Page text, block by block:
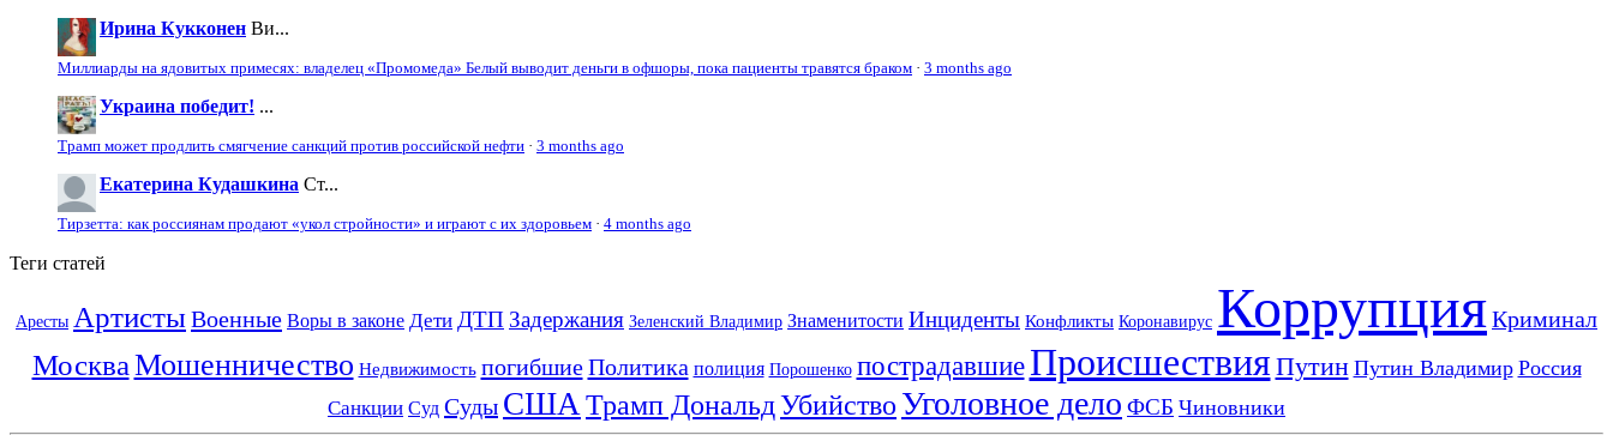
Ирина Кукконен Ви...
Миллиарды на ядовитых примесях: владелец «Промомеда» Белый выводит деньги в офшоры, пока пациенты травятся браком · 3 months ago
Украина победит! ...
Трамп может продлить смягчение санкций против российской нефти · 3 months ago
Екатерина Кудашкина Ст...
Тирзетта: как россиянам продают «укол стройности» и играют с их здоровьем · 4 months ago
Теги статей
Аресты АртистыВоенные Воры в законе Дети ДТП Задержания Зеленский Владимир Знаменитости Инциденты Конфликты Коронавирус КоррупцияКриминал
МоскваМошенничество Недвижимость погибшие Политика полиция Порошенко пострадавшие ПроисшествияПутин Путин Владимир Россия
Санкции Суд Суды США Трамп ДональдУбийство Уголовное дело ФСБ Чиновники